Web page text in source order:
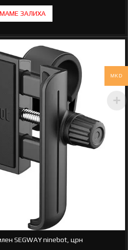
SEGWAY ninebot, црн
MKD